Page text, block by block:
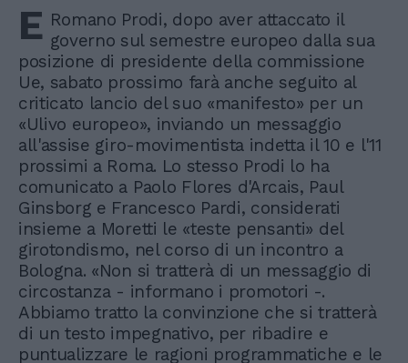
E Romano Prodi, dopo aver attaccato il
governo sul semestre europeo dalla sua
posizione di presidente della commissione
Ue, sabato prossimo farà anche seguito al
criticato lancio del suo «manifesto» per un
«Ulivo europeo», inviando un messaggio
all'assise giro-movimentista indetta il 10 e l'11
prossimi a Roma. Lo stesso Prodi lo ha
comunicato a Paolo Flores d'Arcais, Paul
Ginsborg e Francesco Pardi, considerati
insieme a Moretti le «teste pensanti» del
girotondismo, nel corso di un incontro a
Bologna. «Non si tratterà di un messaggio di
circostanza - informano i promotori -.
Abbiamo tratto la convinzione che si tratterà
di un testo impegnativo, per ribadire e
puntualizzare le ragioni programmatiche e le